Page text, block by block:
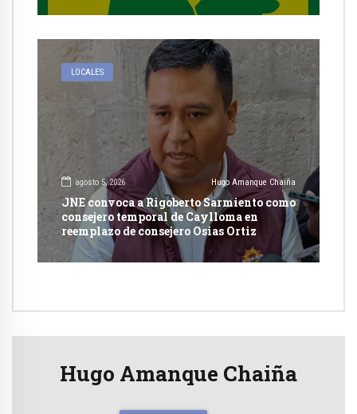
LOCALES
agosto 5, 2026 Hugo Amanque Chaiña
JNE convoca a Rigoberto Sarmiento como
consejero temporal de Caylloma en
reemplazo de consejero Osias Ortiz
Hugo Amanque Chaiña